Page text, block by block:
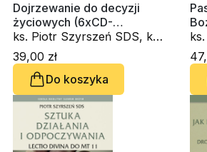
Dojrzewanie do decyzji
życiowych (6xCD-
Audiobook)
ks. Piotr Szyrszeń SDS, ks.
Józef Franciszek Tarnówka
SDS
39,00 zł
Do koszyka